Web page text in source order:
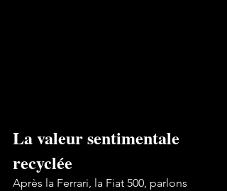
La valeur sentimentale
recyclée
Après la Ferrari, la Fiat 500, parlons